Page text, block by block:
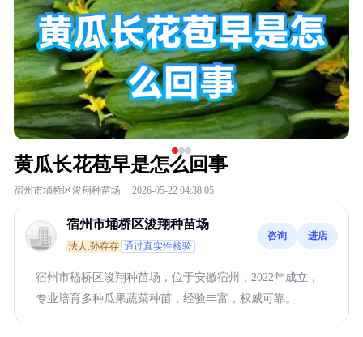
黄瓜长花苞早是怎么回事
宿州市埇桥区浚翔种苗场 · 2026-05-22 04:38:05
宿州市埇桥区浚翔种苗场
法人:孙存存 通过真实性核验
咨询 进店
宿州市嵇桥区浚翔种苗场，位于安徽宿州，2022年成立，
专业培育多种瓜果蔬菜种苗，经验丰富，权威可靠。